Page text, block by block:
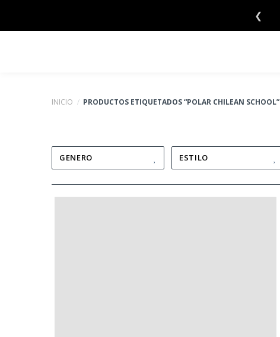
❮
INICIO / PRODUCTOS ETIQUETADOS “POLAR CHILEAN SCHOOL”
GENERO ESTILO